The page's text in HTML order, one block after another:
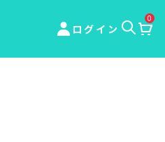
ログイン
0